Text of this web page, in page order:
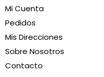
Mi Cuenta
Pedidos
Mis Direcciones
Sobre Nosotros
Contacto